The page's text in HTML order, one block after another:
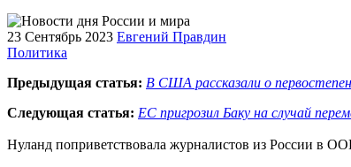
23 Сентябрь 2023 Евгений Правдин
Политика
Предыдущая статья: В США рассказали о
Следующая статья: ЕС пригрозил Баку на случай
Нуланд поприветствовала журналистов из России в